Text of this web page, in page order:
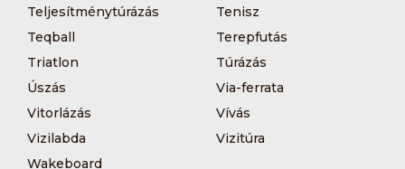
Teljesítménytúrázás
Tenisz
Teqball
Terepfutás
Triatlon
Túrázás
Úszás
Via-ferrata
Vitorlázás
Vívás
Vizilabda
Vizitúra
Wakeboard